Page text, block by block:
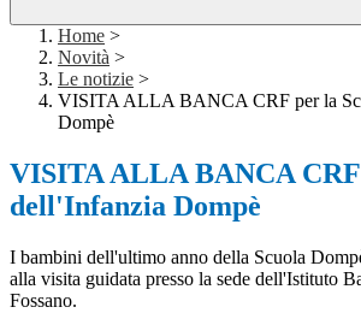
Home >
Novità >
Le notizie >
VISITA ALLA BANCA CRF per la
Dompè
VISITA ALLA BANCA
dell'Infanzia Dompè
I bambini dell'ultimo anno della Scuola
alla visita guidata presso la sede dell'Istituto
Fossano.